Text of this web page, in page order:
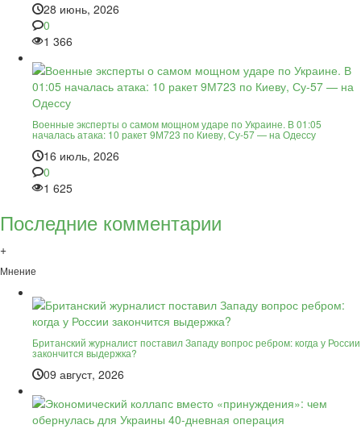
28 июнь, 2026
0
1 366
Военные эксперты о самом мощном ударе по Украине. В 01:05
началась атака: 10 ракет 9М723 по Киеву, Су-57 — на Одессу
16 июль, 2026
0
1 625
Последние комментарии
+
Мнение
Британский журналист поставил Западу вопрос ребром: когда у России
закончится выдержка?
09 август, 2026